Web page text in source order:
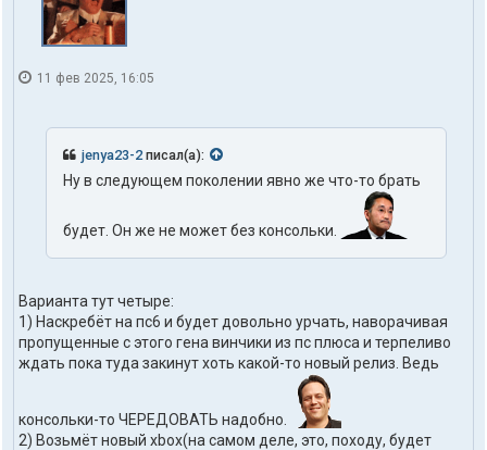
11 фев 2025, 16:05
jenya23-2 писал(а):
Ну в следующем поколении явно же что-то брать
будет. Он же не может без консольки.
Варианта тут четыре:
1) Наскребёт на пс6 и будет довольно урчать, наворачивая
пропущенные с этого гена винчики из пс плюса и терпеливо
ждать пока туда закинут хоть какой-то новый релиз. Ведь
консольки-то ЧЕРЕДОВАТЬ надобно.
2) Возьмёт новый xbox(на самом деле, это, походу, будет